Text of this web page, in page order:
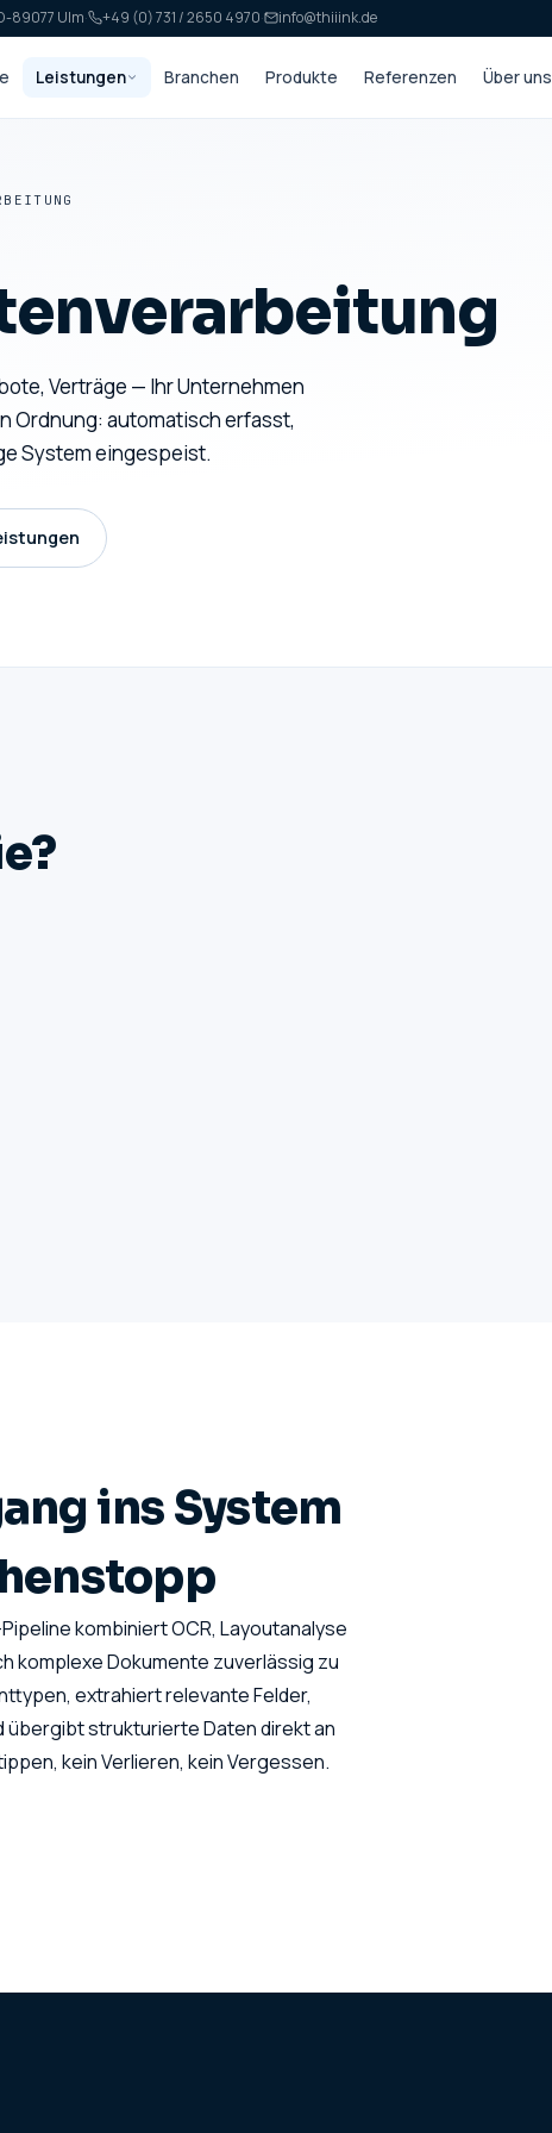
89077 Ulm· +49 (0) 731 / 2650 4970· info@thiiink.de
Leistungen Branchen Produkte Referenzen Über uns
Verträge — Ihr Unternehmen
Ordnung: automatisch erfasst,
System eingespeist.
ins System
kombiniert OCR, Layoutanalyse
komplexe Dokumente zuverlässig zu
extrahiert relevante Felder,
übergibt strukturierte Daten direkt an
kein Verlieren, kein Vergessen.